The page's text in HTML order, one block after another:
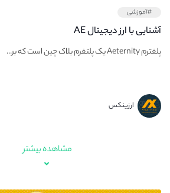
#آموزشی
آشنایی با ارز دیجیتال AE
پلفترم Aeternity یک پلتفرم بلاک چین است که بر...
ارزینکس
مشاهده بیشتر